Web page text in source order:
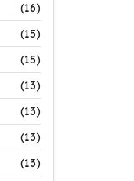
(16)
(15)
(15)
(13)
(13)
(13)
(13)